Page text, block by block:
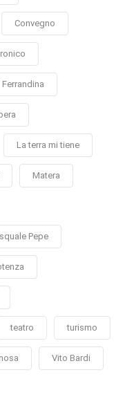
Convegno
Ferrandina
La terra mi tiene
Matera
Pepe
teatro turismo
Vito Bardi